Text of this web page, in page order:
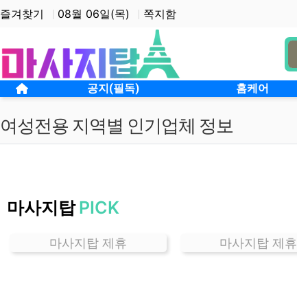
상단 네비
즐겨찾기 08월 06일(목) 쪽지함
메인 메뉴 공지(필독) 홈케어
홈으로
여성전용 지역별 인기업체 정보
방마사지탑 PICK
마사지탑 제휴 마사지탑 제휴